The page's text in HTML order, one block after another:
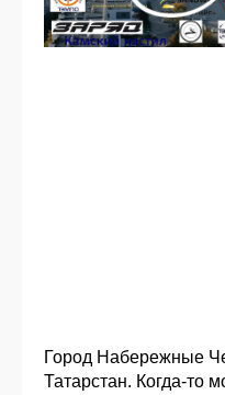
Город Набережные
Татарстан. Когда-то